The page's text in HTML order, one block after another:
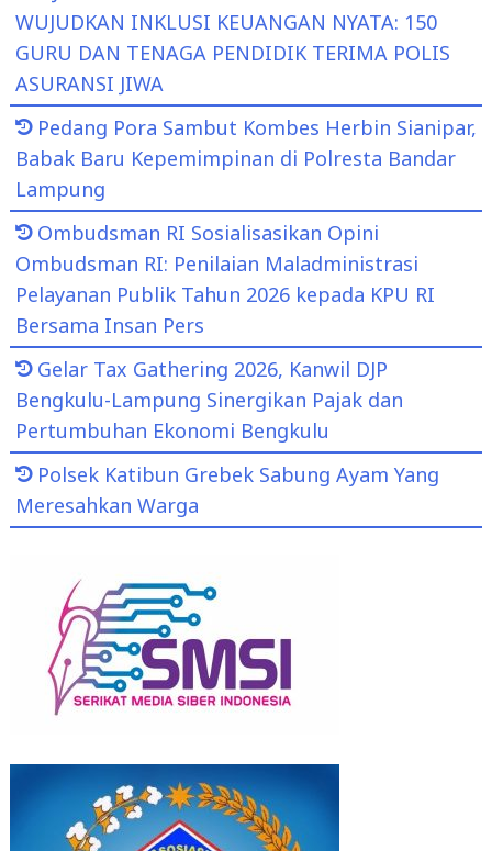
WUJUDKAN INKLUSI KEUANGAN NYATA: 150
GURU DAN TENAGA PENDIDIK TERIMA POLIS
ASURANSI JIWA
Pedang Pora Sambut Kombes Herbin Sianipar,
Babak Baru Kepemimpinan di Polresta Bandar
Lampung
Ombudsman RI Sosialisasikan Opini
Ombudsman RI: Penilaian Maladministrasi
Pelayanan Publik Tahun 2026 kepada KPU RI
Bersama Insan Pers
Gelar Tax Gathering 2026, Kanwil DJP
Bengkulu-Lampung Sinergikan Pajak dan
Pertumbuhan Ekonomi Bengkulu
Polsek Katibun Grebek Sabung Ayam Yang
Meresahkan Warga